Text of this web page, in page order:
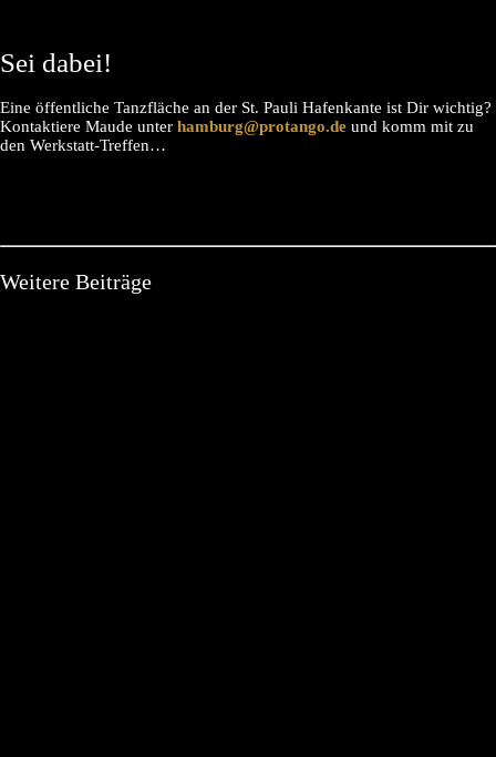
Sei dabei!
Eine öffentliche Tanzfläche an der St. Pauli Hafenkante ist Dir wichtig?
Kontaktiere Maude unter hamburg@protango.de und komm mit zu
den Werkstatt-Treffen…
Weitere Beiträge